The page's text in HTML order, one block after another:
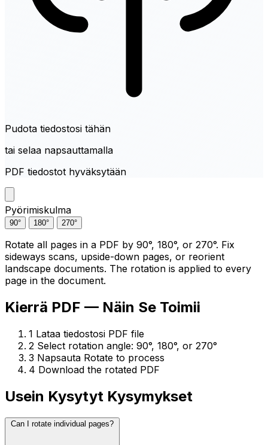
Pudota tiedostosi tähän
tai selaa napsauttamalla
PDF tiedostot hyväksytään
Pyörimiskulma
90° 180° 270°
Rotate all pages in a PDF by 90°, 180°, or 270°. Fix
sideways scans, upside-down pages, or reorient
landscape documents. The rotation is applied to every
page in the document.
Kierrä PDF — Näin Se Toimii
1 Lataa tiedostosi PDF file
2 Select rotation angle: 90°, 180°, or 270°
3 Napsauta Rotate to process
4 Download the rotated PDF
Usein Kysytyt Kysymykset
Can I rotate individual pages?